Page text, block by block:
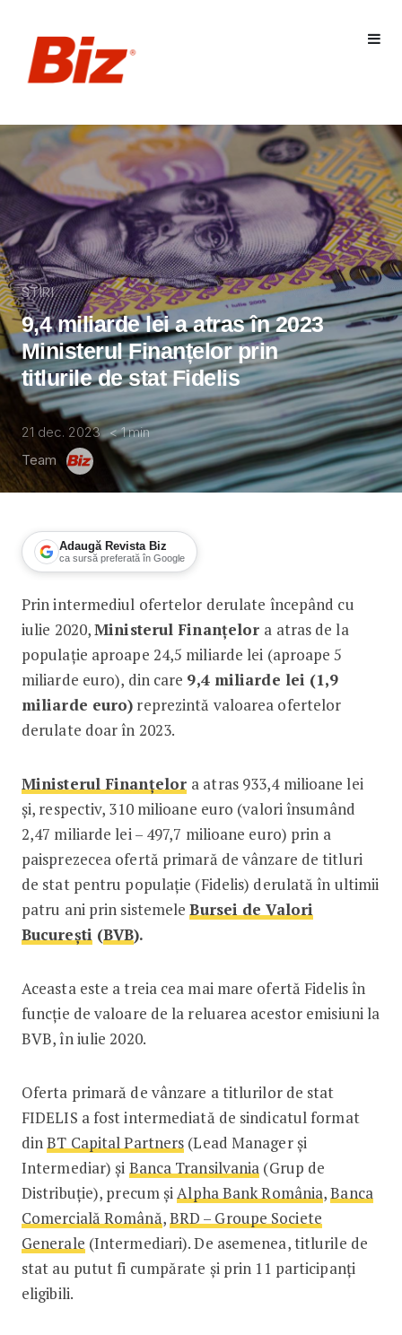
STIRI
9,4 miliarde lei a atras în 2023
Ministerul Finanțelor prin
titlurile de stat Fidelis
21 dec. 2023 < 1min
Team
Adaugă Revista Biz
ca sursă preferată în Google
9,4 miliarde lei a atras în 2023
Prin intermediul ofertelor derulate începând cu
iulie 2020,Ministerul Finanțelor a atras de la
populație aproape 24,5 miliarde lei (aproape 5
miliarde euro), din care 9,4 miliarde lei (1,9
miliarde euro) reprezintă valoarea ofertelor
derulate doar în 2023.
Ministerul Finanțelor a atras 933,4 milioane lei
și, respectiv, 310 milioane euro (valori însumând
2,47 miliarde lei – 497,7 milioane euro) prin a
paisprezecea ofertă primară de vânzare de titluri
de stat pentru populație (Fidelis) derulată în ultimii
patru ani prin sistemeleBursei de Valori
București (BVB).
Aceasta este a treia cea mai mare ofertă Fidelis în
funcție de valoare de la reluarea acestor emisiuni la
BVB, în iulie 2020.
Oferta primară de vânzare a titlurilor de stat
FIDELIS a fost intermediată de sindicatul format
dinBT Capital Partners (Lead Manager și
Intermediar) și Banca Transilvania (Grup de
Distribuție), precum șiAlpha Bank România,Banca
Comercială Română,BRD – Groupe Societe
Generale (Intermediari). De asemenea, titlurile de
stat au putut fi cumpărate și prin 11 participanți
eligibili.